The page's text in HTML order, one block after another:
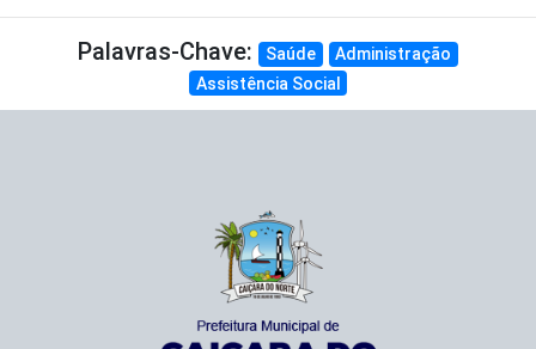
Palavras-Chave: Saúde
Administração
Assistência Social